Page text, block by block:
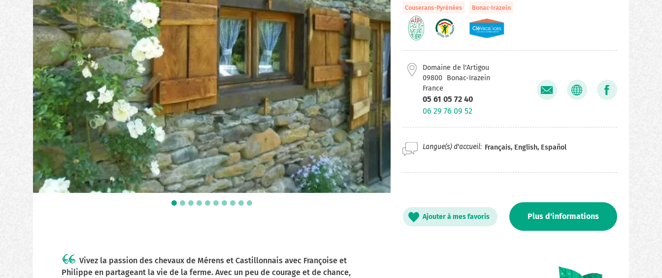
Vivez la passion des chevaux de Mérens et Castillonnais avec Françoise et
Philippe en partageant la vie de la ferme. Avec un peu de courage et de chance,
Couserans-Pyrénées
Bonac-Irazein
Domaine de l'Artigou
09800
Bonac-Irazein
France
05 61 05 72 40
06 29 76 09 52
Langue(s) d'accueil Français, English, Español
Ajouter à mes favoris Plus d'informations